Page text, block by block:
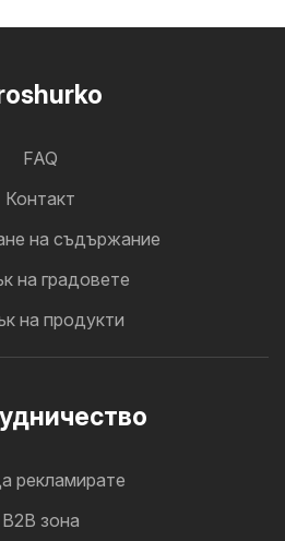
FAQ
Контакт
на съдържание
на градовете
на продукти
рекламирате
B2B зона